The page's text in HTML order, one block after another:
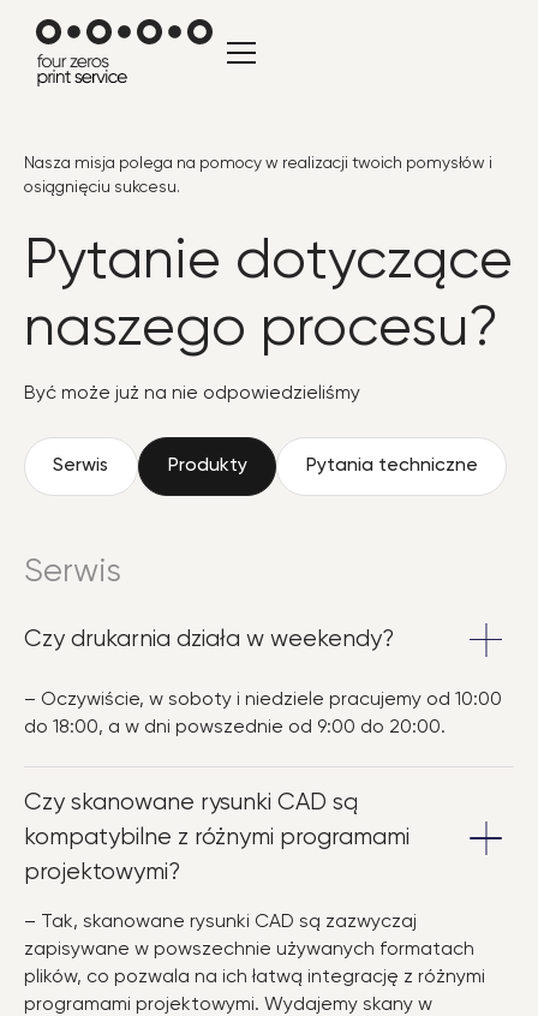
Nasza misja polega na pomocy w realizacji twoich pomysłów i
osiągnięciu sukcesu.
Pytanie dotyczące
naszego procesu?
Być może już na nie odpowiedzieliśmy
Serwis
Produkty
Pytania techniczne
Serwis
Czy drukarnia działa w weekendy?
– Oczywiście, w soboty i niedziele pracujemy od 10:00
do 18:00, a w dni powszednie od 9:00 do 20:00.
Czy skanowane rysunki CAD są
kompatybilne z różnymi programami
projektowymi?
– Tak, skanowane rysunki CAD są zazwyczaj
zapisywane w powszechnie używanych formatach
plików, co pozwala na ich łatwą integrację z różnymi
programami projektowymi. Wydajemy skany w